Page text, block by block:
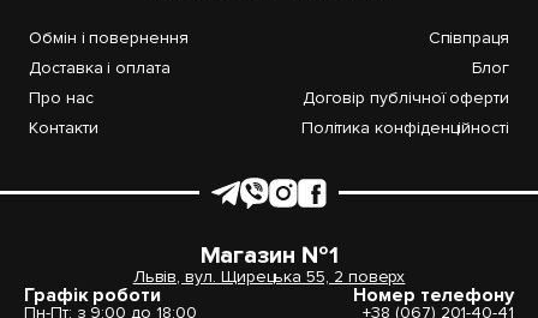
Обмін і повернення
Доставка і оплата
Про нас
Контакти
Співпраця
Блог
Договір публічної оферти
Політика конфіденційності
Магазин №1
Львів, вул. Щирецька 55, 2 поверх
Графік роботи
Пн-Пт: з 9:00 до 18:00
Номер телефону
+38 (067) 201-40-41